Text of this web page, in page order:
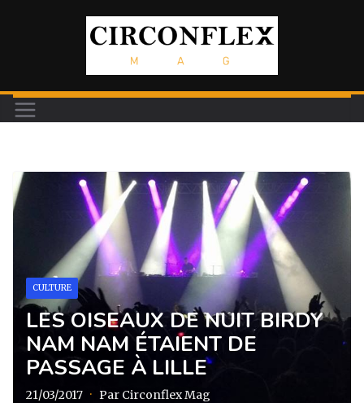
CULTURE
LES OISEAUX DE NUIT BIRDY
NAM NAM ÉTAIENT DE
PASSAGE À LILLE
21/03/2017 · Par Circonflex Mag